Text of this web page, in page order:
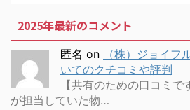
2025年最新のコメント
匿名 on
（株）ジョイフ
いてのクチコミや評判
【共有のための口コミ
が担当していた物…